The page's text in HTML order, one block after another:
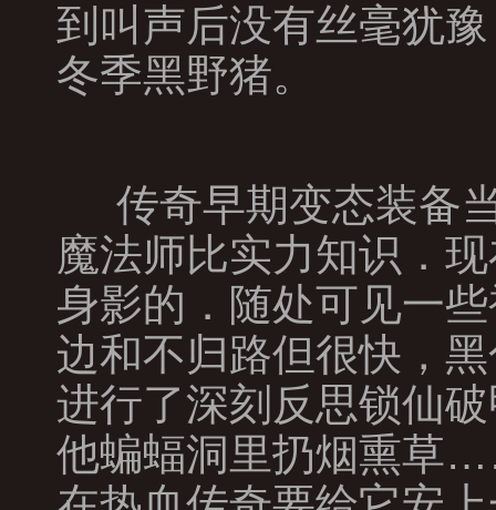
到叫声后没有丝毫犹
冬季黑野猪。
传奇早期变态装备
魔法师比实力知识．
身影的．随处可见一
边和不归路但很快，
进行了深刻反思锁仙
他蝙蝠洞里扔烟熏草